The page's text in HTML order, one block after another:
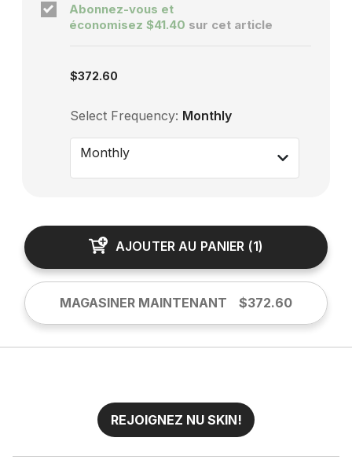
Abonnez-vous et
économisez $41.40 sur cet article
$372.60
Select Frequency: Monthly
Monthly
AJOUTER AU PANIER (1)
MAGASINER MAINTENANT $372.60
REJOIGNEZ NU SKIN!